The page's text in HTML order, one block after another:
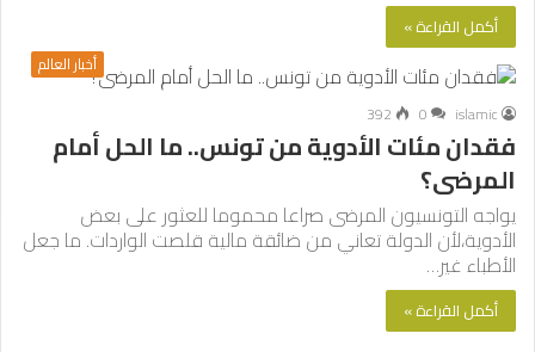
أكمل القراءة »
أخبار العالم
islamic
0
392
فقدان مئات الأدوية من تونس.. ما الحل أمام
المرضى؟
يواجه التونسيون المرضى صراعا محموما للعثور على بعض
الأدوية،لأن الدولة تعاني من ضائقة مالية قلصت الواردات. ما جعل
الأطباء غير…
أكمل القراءة »